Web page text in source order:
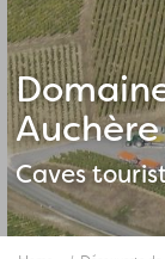
Auchère
Caves
Fil d'ariane